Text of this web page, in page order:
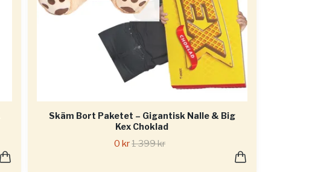
Skäm Bort Paketet – Gigantisk Nalle & Big
Kex Choklad
0 kr1 399 kr